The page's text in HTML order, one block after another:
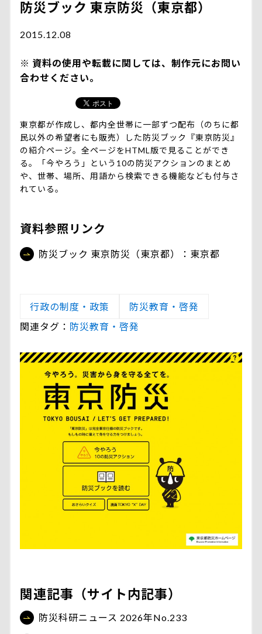
防災ブック 東京防災（東京都）
2015.12.08
資料の使用や転載に関しては、制作元にお問い
合わせください。
東京都が作成し、都内全世帯に一部ずつ配布（のちに都
民以外の希望者にも販売）した防災ブック『東京防災』
の紹介ページ。全ページをHTML版で見ることができ
る。「今やろう」という10の防災アクションのまとめ
や、世帯、場所、用語から検索できる機能なども付与さ
れている。
資料参照リンク
防災ブック 東京防災（東京都）：東京都
行政の制度・政策
防災教育・啓発
関連タグ： 防災教育・啓発
関連記事（サイト内記事）
防災科研ニュース 2026年No.233